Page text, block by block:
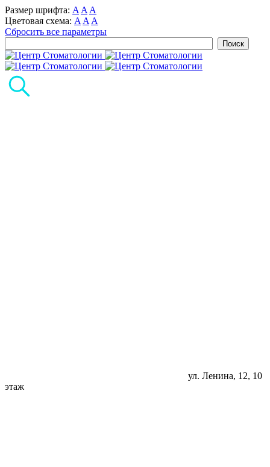
Размер шрифта: A A A
Цветовая схема: A A A
Сбросить все параметры
ул. Ленина, 12, 10
этаж